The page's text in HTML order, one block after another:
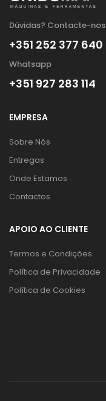
Dúvidas? Contacte-nos
+351 252 377 640
Whatsapp
+351 927 283 114
EMPRESA
Sobre Nós
Entregas
Onde Estamos
Contactos
APOIO AO CLIENTE
Termos e Condições
Política de Privacidade
Política de Cookies